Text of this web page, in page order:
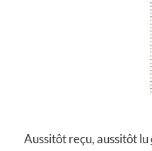
Aussitôt reçu, aussitôt lu